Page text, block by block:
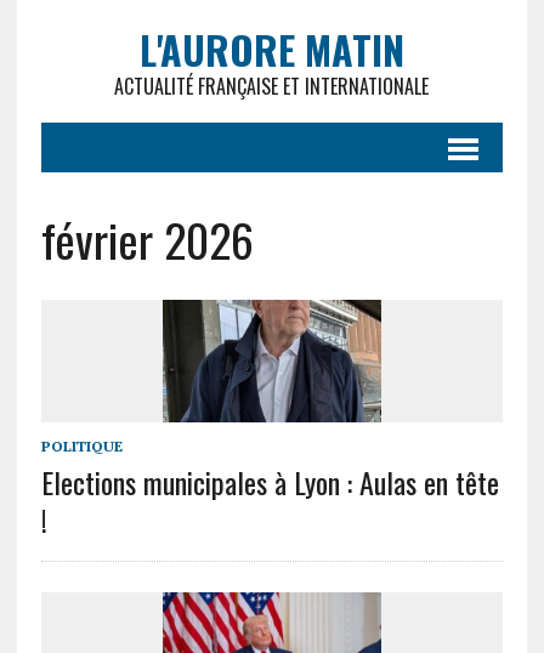
L'AURORE MATIN
ACTUALITÉ FRANÇAISE ET INTERNATIONALE
février 2026
POLITIQUE
Elections municipales à Lyon : Aulas en tête
!